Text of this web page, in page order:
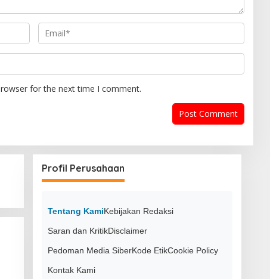
for the next time I comment.
Profil Perusahaan
Tentang KamiKebijakan Redaksi
Saran dan KritikDisclaimer
Pedoman Media SiberKode EtikCookie Policy
Kontak Kami